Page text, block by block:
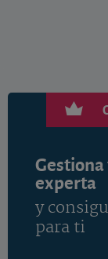
experta
y
para ti